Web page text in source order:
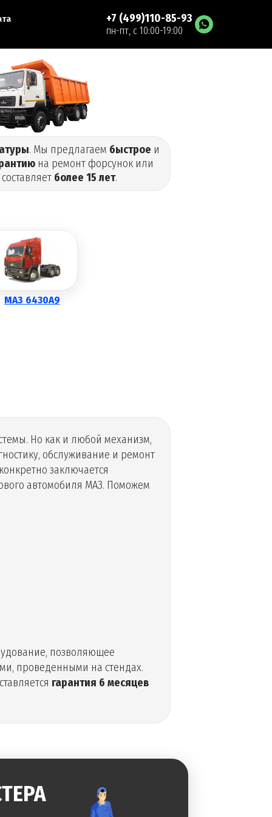
+7 (499)110-85-93
пн-пт, с 10:00-19:00
. Мы предлагаем быстрое и
на ремонт форсунок или
более 15 лет.
МАЗ 6430A9
Но как и любой механизм,
обслуживание и ремонт
заключается
автомобиля МАЗ. Поможем
позволяющее
проведенными на стендах.
гарантия 6 месяцев